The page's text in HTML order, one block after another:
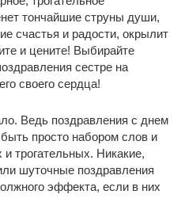
тончайшие струны души,
счастья и радости, окрылит
и цените! Выбирайте
сестре на
своего сердца!
Ведь поздравления с днем
просто набором слов и
трогательных. Никакие,
шуточные поздравления
эффекта, если в них